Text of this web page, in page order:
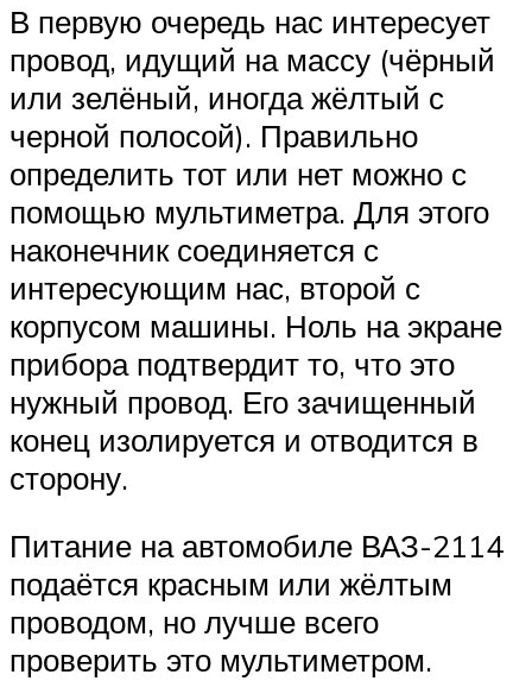
В первую очередь нас интересует
провод, идущий на массу (чёрный
или зелёный, иногда жёлтый с
черной полосой). Правильно
определить тот или нет можно с
помощью мультиметра. Для этого
наконечник соединяется с
интересующим нас, второй с
корпусом машины. Ноль на экране
прибора подтвердит то, что это
нужный провод. Его зачищенный
конец изолируется и отводится в
сторону.
Питание на автомобиле ВАЗ-2114
подаётся красным или жёлтым
проводом, но лучше всего
проверить это мультиметром.